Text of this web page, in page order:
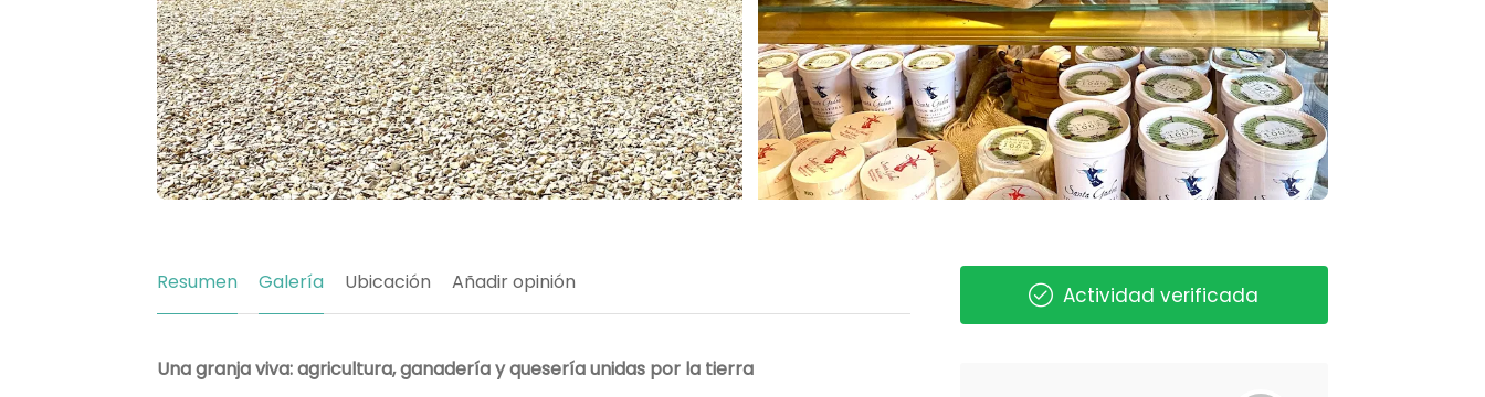
Resumen Galería Ubicación Añadir opinión
Una granja viva: agricultura, ganadería y quesería unidas por la tierra
Actividad verificada